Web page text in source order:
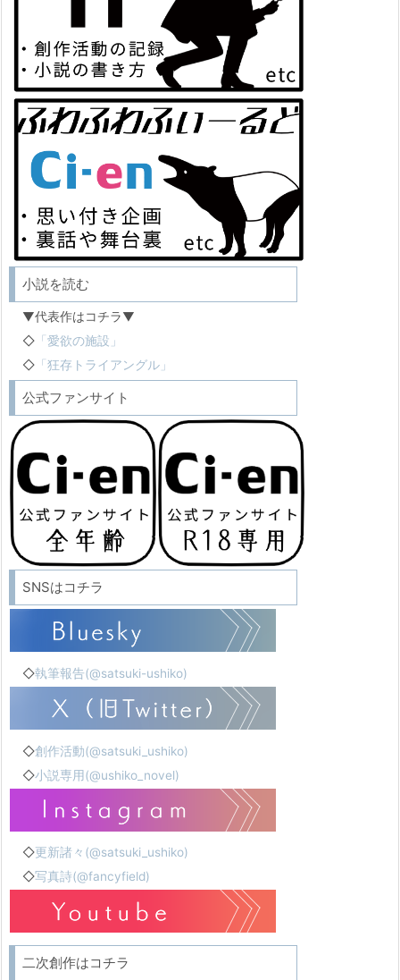
小説を読む
▼代表作はコチラ▼
◇ 「愛欲の施設」
◇ 「狂存トライアングル」
公式ファンサイト
SNSはコチラ
◇執筆報告(@satsuki-ushiko)
◇創作活動(@satsuki_ushiko)
◇小説専用(@ushiko_novel)
◇更新諸々(@satsuki_ushiko)
◇写真詩(@fancyfield)
二次創作はコチラ